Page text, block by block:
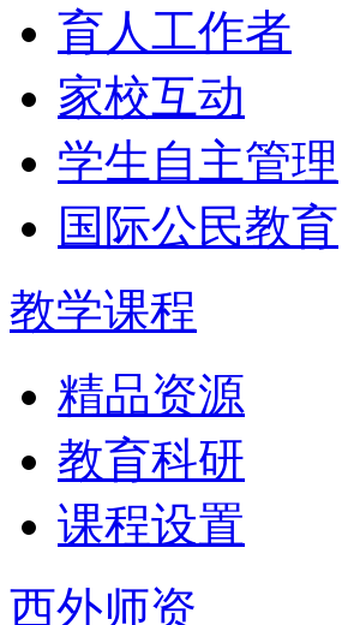
育人工作者
家校互动
学生自主管理
国际公民教育
教学课程
精品资源
教育科研
课程设置
西外师资